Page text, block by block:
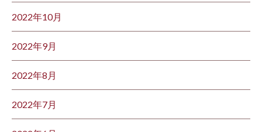
2022年10月
2022年9月
2022年8月
2022年7月